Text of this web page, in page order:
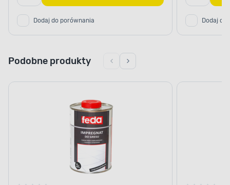
Dodaj do porównania Dodaj do
Podobne produkty